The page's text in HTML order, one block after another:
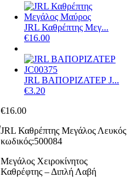
JRL Καθρέπτης Μεγ...
€16.00
JRL ΒΑΠΟΡΙΖΑΤΕΡ J...
€3.20
€16.00
JRL Καθρέπτης Μεγάλος Λευκός
κωδικός:500084
Μεγάλος Χειροκίνητος
Καθρέφτης – Διπλή Λαβή